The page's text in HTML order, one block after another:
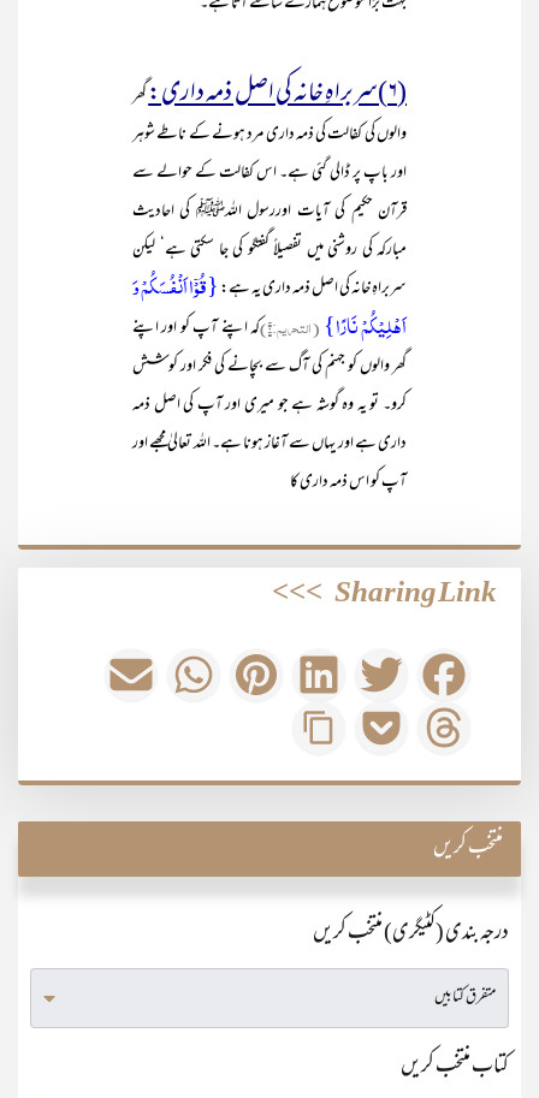
(۶)سربراہِ خانہ کی اصل ذمہ داری:
گھر
والوں کی کفالت کی ذمہ داری مرد ہونے کے ناطے شوہر
اور باپ پر ڈالی گئی ہے۔ اس کفالت کے حوالے سے
قرآن حکیم کی آیات اوررسول اللہﷺ کی احادیث
مبارکہ کی روشنی میں تفصیلاً گفتگو کی جا سکتی ہے‘ لیکن
سربراہِ خانہ کی اصل ذمہ داری یہ ہے:{قُوۡۤا اَنۡفُسَکُمۡ وَ
اَہۡلِیۡکُمۡ نَارًا}(التحریم:۶) کہ اپنے آپ کو اور اپنے
گھر والوں کو جہنم کی آگ سے بچانے کی فکر اور کوشش
کرو۔ تو یہ وہ گوشہ ہے جو میری اور آپ کی اصل ذمہ
داری ہے اور یہاں سے آغاز ہونا ہے۔ اللہ تعالیٰ مجھے اور
آپ کو اس ذمہ داری کا
Sharing Link
>>>
منتخب کریں
درجہ بندی (کٹیگری) منتخب کریں
کتاب منتخب کریں